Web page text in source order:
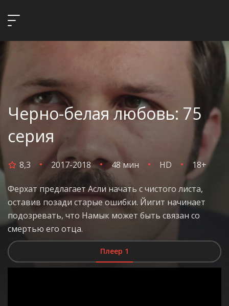
Черно-белая любовь: 75
серия
8,3 2017-2018 48 мин HD 18+
Ферхат предлагает Асли начать с чистого листа,
оставив позади старые ошибки. Йигит начинает
подозревать, что Намык может быть связан со
смертью его отца.
Плеер 1